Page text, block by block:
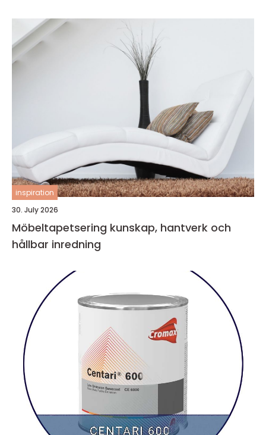
inspiration
30. July 2026
Möbeltapetsering kunskap, hantverk och
hållbar inredning